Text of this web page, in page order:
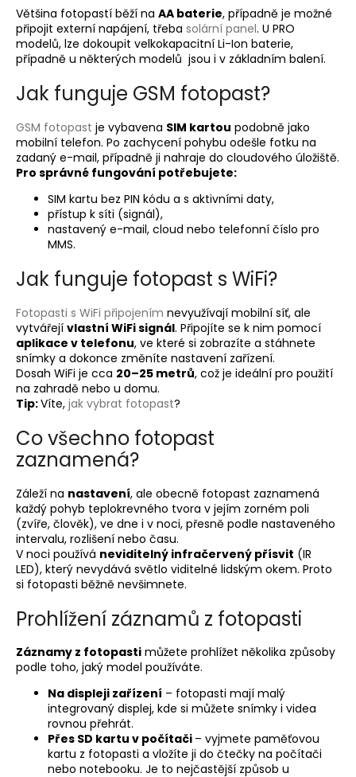
Většina fotopastí běží na AA baterie, případně je možné
připojit externí napájení, třeba solární panel. U PRO
modelů, lze dokoupit velkokapacitní Li-Ion baterie,
případně u některých modelů jsou i v základním balení.
Jak funguje GSM fotopast?
GSM fotopast je vybavena SIM kartou podobně jako
mobilní telefon. Po zachycení pohybu odešle fotku na
zadaný e-mail, případně ji nahraje do cloudového úložiště.
Pro správné fungování potřebujete:
SIM kartu bez PIN kódu a s aktivními daty,
přístup k síti (signál),
nastavený e-mail, cloud nebo telefonní číslo pro
MMS.
Jak funguje fotopast s WiFi?
Fotopasti s WiFi připojením nevyužívají mobilní síť, ale
vytvářejí vlastní WiFi signál. Připojíte se k nim pomocí
aplikace v telefonu, ve které si zobrazíte a stáhnete
snímky a dokonce změníte nastavení zařízení.
Dosah WiFi je cca 20–25 metrů, což je ideální pro použití
na zahradě nebo u domu.
Tip:Víte, jak vybrat fotopast?
Co všechno fotopast
zaznamená?
Záleží na nastavení, ale obecně fotopast zaznamená
každý pohyb teplokrevného tvora v jejím zorném poli
(zvíře, člověk), ve dne i v noci, přesně podle nastaveného
intervalu, rozlišení nebo času.
V noci používá neviditelný infračervený přísvit (IR
LED), který nevydává světlo viditelné lidským okem. Proto
si fotopasti běžně nevšimnete.
Prohlížení záznamů z fotopasti
Záznamy z fotopasti můžete prohlížet několika způsoby
podle toho, jaký model používáte.
Na displeji zařízení – fotopasti mají malý
integrovaný displej, kde si můžete snímky i videa
rovnou přehrát.
Přes SD kartu v počítači – vyjmete paměťovou
kartu z fotopasti a vložíte ji do čtečky na počítači
nebo notebooku. Je to nejčastější způsob u